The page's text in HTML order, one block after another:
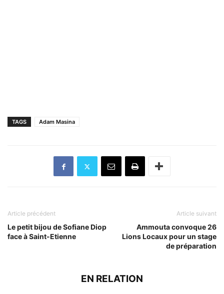
TAGS Adam Masina
Article précédent
Le petit bijou de Sofiane Diop
face à Saint-Etienne
Article suivant
Ammouta convoque 26
Lions Locaux pour un stage
de préparation
EN RELATION